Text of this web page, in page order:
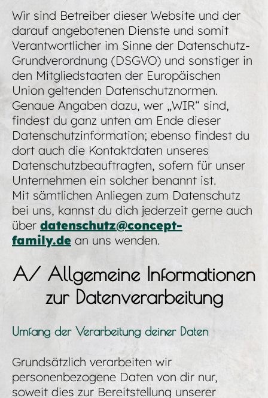
Wir sind Betreiber dieser Website und der
darauf angebotenen Dienste und somit
Verantwortlicher im Sinne der Datenschutz-
Grundverordnung (DSGVO) und sonstiger in
den Mitgliedstaaten der Europäischen
Union geltenden Datenschutznormen.
Genaue Angaben dazu, wer „WIR“ sind,
findest du ganz unten am Ende dieser
Datenschutzinformation; ebenso findest du
dort auch die Kontaktdaten unseres
Datenschutzbeauftragten, sofern für unser
Unternehmen ein solcher benannt ist.
Mit sämtlichen Anliegen zum Datenschutz
bei uns, kannst du dich jederzeit gerne auch
über datenschutz@concept-
family.de an uns wenden.
A/ Allgemeine Informationen
zur Datenverarbeitung
Umfang der Verarbeitung deiner Daten
Grundsätzlich verarbeiten wir
personenbezogene Daten von dir nur,
soweit dies zur Bereitstellung unserer